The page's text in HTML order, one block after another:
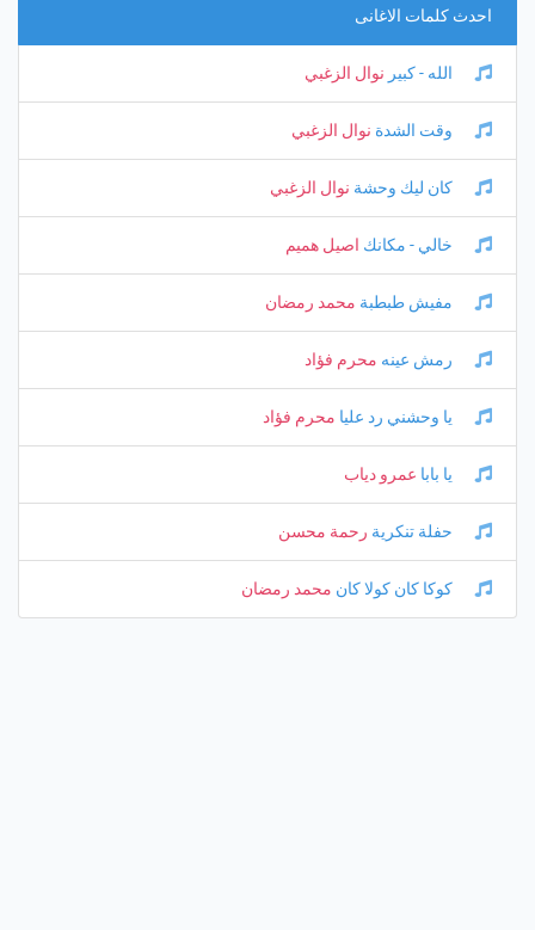
احدث كلمات الاغانى
الله - كبير نوال الزغبي
وقت الشدة نوال الزغبي
كان ليك وحشة نوال الزغبي
خالي - مكانك اصيل هميم
مفيش طبطبة محمد رمضان
رمش عينه محرم فؤاد
يا وحشني رد عليا محرم فؤاد
يا بابا عمرو دياب
حفلة تنكرية رحمة محسن
كوكا كان كولا كان محمد رمضان